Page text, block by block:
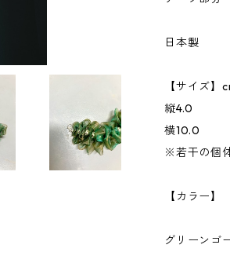
日本製
【サイズ】
縦4.0
横10.0
※若干の個
【カラー】
グリーンゴ